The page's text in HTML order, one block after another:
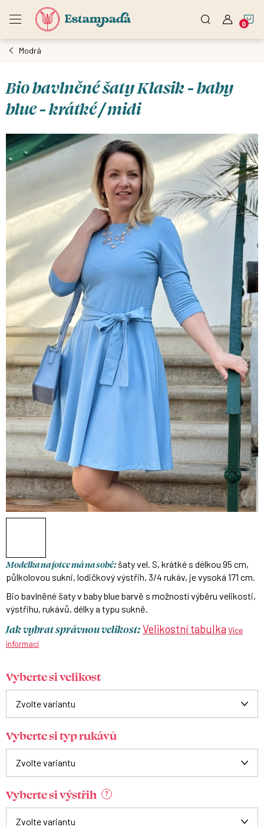
Modrá
Bio bavlněné šaty Klasik - baby
blue - krátké / midi
Modelka na fotce má na sobě:šaty vel. S, krátké s délkou 95 cm,
půlkolovou sukni, lodičkový výstřih, 3/4 rukáv, je vysoká 171 cm.
Bio bavlněné šaty v baby blue barvě s možností výběru velikosti,
výstřihu, rukávů, délky a typu sukně.
Jak vybrat správnou velikost:Velikostní tabulka Více
informací
Vyberte si velikost
Vyberte si typ rukávů
Vyberte si výstřih ?